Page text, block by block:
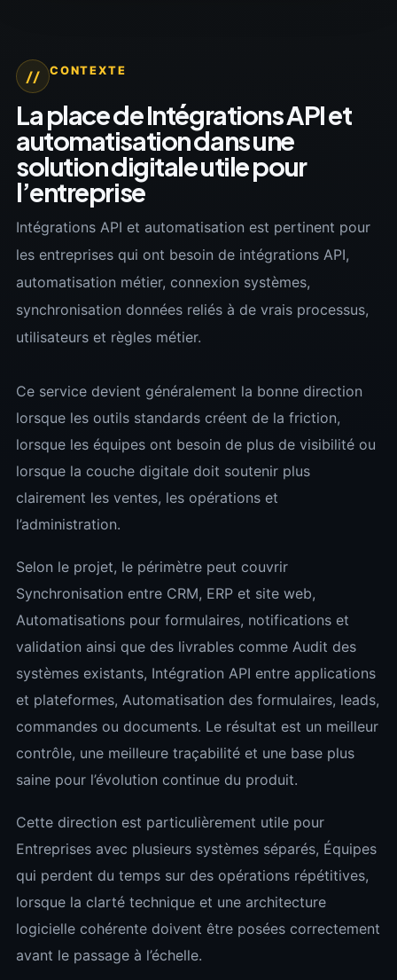
// CONTEXTE
La place de Intégrations API et
automatisation dans une
solution digitale utile pour
l’entreprise
Intégrations API et automatisation est pertinent pour
les entreprises qui ont besoin de intégrations API,
automatisation métier, connexion systèmes,
synchronisation données reliés à de vrais processus,
utilisateurs et règles métier.
Ce service devient généralement la bonne direction
lorsque les outils standards créent de la friction,
lorsque les équipes ont besoin de plus de visibilité ou
lorsque la couche digitale doit soutenir plus
clairement les ventes, les opérations et
l’administration.
Selon le projet, le périmètre peut couvrir
Synchronisation entre CRM, ERP et site web,
Automatisations pour formulaires, notifications et
validation ainsi que des livrables comme Audit des
systèmes existants, Intégration API entre applications
et plateformes, Automatisation des formulaires, leads,
commandes ou documents. Le résultat est un meilleur
contrôle, une meilleure traçabilité et une base plus
saine pour l’évolution continue du produit.
Cette direction est particulièrement utile pour
Entreprises avec plusieurs systèmes séparés, Équipes
qui perdent du temps sur des opérations répétitives,
lorsque la clarté technique et une architecture
logicielle cohérente doivent être posées correctement
avant le passage à l’échelle.